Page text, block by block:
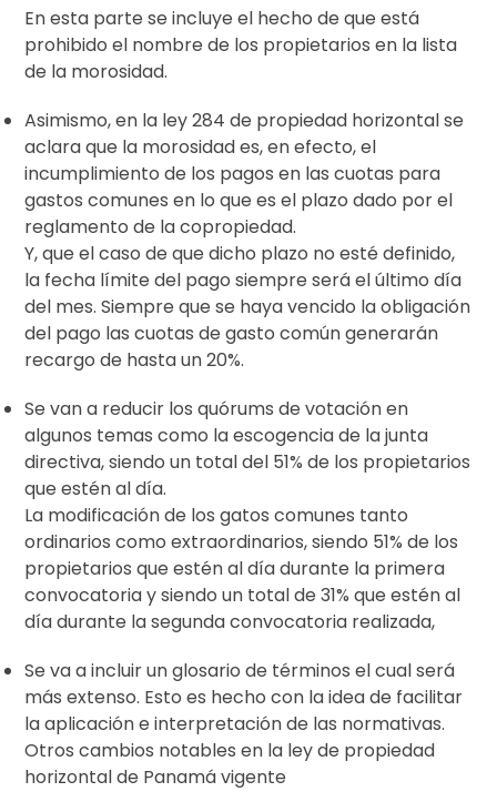
En esta parte se incluye el hecho de que está
prohibido el nombre de los propietarios en la lista
de la morosidad.
Asimismo, en la ley 284 de propiedad horizontal se
aclara que la morosidad es, en efecto, el
incumplimiento de los pagos en las cuotas para
gastos comunes en lo que es el plazo dado por el
reglamento de la copropiedad.
Y, que el caso de que dicho plazo no esté definido,
la fecha límite del pago siempre será el último día
del mes. Siempre que se haya vencido la obligación
del pago las cuotas de gasto común generarán
recargo de hasta un 20%.
Se van a reducir los quórums de votación en
algunos temas como la escogencia de la junta
directiva, siendo un total del 51% de los propietarios
que estén al día.
La modificación de los gatos comunes tanto
ordinarios como extraordinarios, siendo 51% de los
propietarios que estén al día durante la primera
convocatoria y siendo un total de 31% que estén al
día durante la segunda convocatoria realizada,
Se va a incluir un glosario de términos el cual será
más extenso. Esto es hecho con la idea de facilitar
la aplicación e interpretación de las normativas.
Otros cambios notables en la ley de propiedad
horizontal de Panamá vigente